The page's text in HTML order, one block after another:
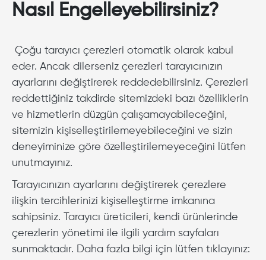
Nasıl Engelleyebilirsiniz?
Çoğu tarayıcı çerezleri otomatik olarak kabul
eder. Ancak dilerseniz çerezleri tarayıcınızın
ayarlarını değiştirerek reddedebilirsiniz. Çerezleri
reddettiğiniz takdirde sitemizdeki bazı özelliklerin
ve hizmetlerin düzgün çalışamayabileceğini,
sitemizin kişiselleştirilemeyebileceğini ve sizin
deneyiminize göre özelleştirilemeyeceğini lütfen
unutmayınız.
Tarayıcınızın ayarlarını değiştirerek çerezlere
ilişkin tercihlerinizi kişiselleştirme imkanına
sahipsiniz. Tarayıcı üreticileri, kendi ürünlerinde
çerezlerin yönetimi ile ilgili yardım sayfaları
sunmaktadır. Daha fazla bilgi için lütfen tıklayınız: